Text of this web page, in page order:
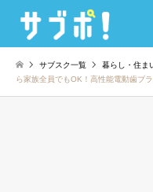
サブスク一覧 暮らし・住ま
ら家族全員でもOK！高性能電動歯ブ